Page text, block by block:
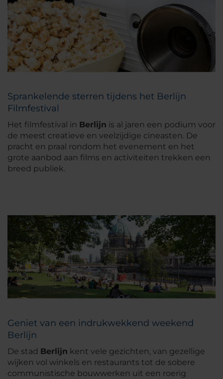
Sprankelende sterren tijdens het Berlijn
Filmfestival
Het filmfestival in Berlijn is al jaren een podium voor
de meest creatieve en veelzijdige cineasten. De
pracht en praal rondom het evenement en het
grote aanbod aan films en activiteiten trekken een
breed publiek.
Geniet van een indrukwekkend weekend
Berlijn
De stad Berlijn kent vele gezichten, van gezellige
wijken vol winkels en restaurants tot de sobere
communistische bouwwerken uit een roerig